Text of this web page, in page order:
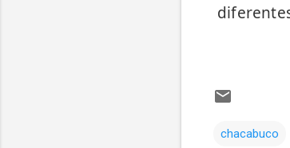
chacabuco